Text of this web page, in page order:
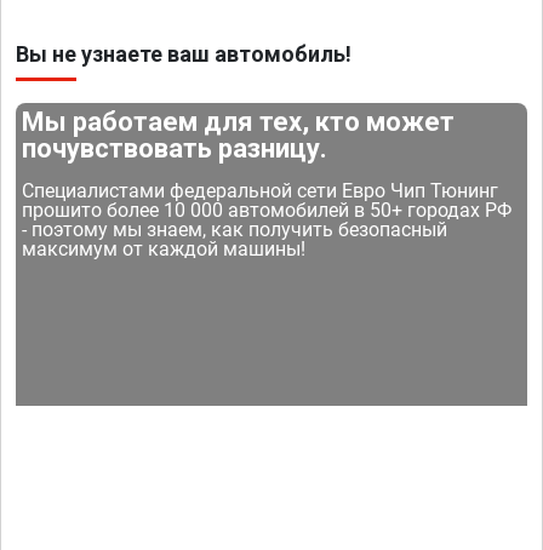
Вы не узнаете ваш автомобиль!
Мы работаем для тех, кто может
почувствовать разницу.
Специалистами федеральной сети Евро Чип Тюнинг
прошито более 10 000 автомобилей в 50+ городах РФ
- поэтому мы знаем, как получить безопасный
максимум от каждой машины!